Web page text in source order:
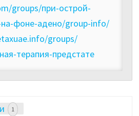
groups/при-острой-
фоне-адено/group-info/
groups/
терапия-предстате
1